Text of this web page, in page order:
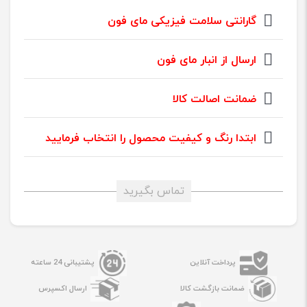
گارانتی سلامت فیزیکی مای فون
ارسال از انبار مای فون
ضمانت اصالت کالا
ابتدا رنگ و کیفیت محصول را انتخاب فرمایید
تماس بگیرید
پرداخت آنلاین پشتیبانی 24 ساعته
ضمانت بازگشت کالا ارسال اکسپرس